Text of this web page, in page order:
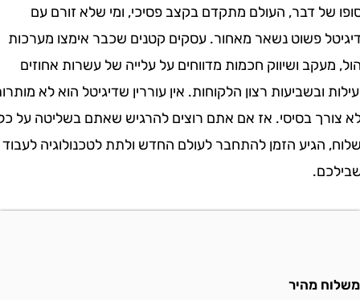
דבר, העולם מתקדם בקצב פסיכי, ומי שלא זורם עם
פשוט נשאר מאחור. עסקים קטנים שכבר אימצו מערכות
ושיווק חכמות מדווחים על עלייה של עשרות אחוזים
ובשביעות רצון הלקוחות. אין עוררין שדיגיטל הוא לא מותרות
בסיסי. אז אם אתם רוצים להרגיש שאתם בשליטה על כל
הגיע הזמן להתחבר לעולם החדש ולתת לטכנולוגיה לעבוד
מהיר